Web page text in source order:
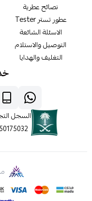
نصائح عطرية
عطور تستر Tester
الاسئلة الشائعة
التوصيل والاستلام
التغليف والهدايا
السجل